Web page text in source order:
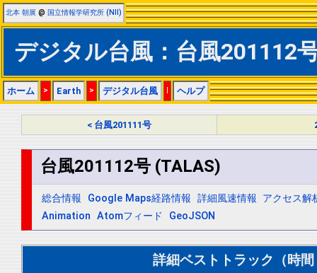
北本 朝展 @ 国立情報学研究所 (NII)
デジタル台風：台風201112
ホーム > Earth > デジタル台風 | ヘルプ
< 台風201111号
台風201112号 (TALAS)
総合情報 Google Maps経路情報 詳細風速情報 アクセス解
Animation Atomフィード GeoJSON
詳細ベストトラック（時